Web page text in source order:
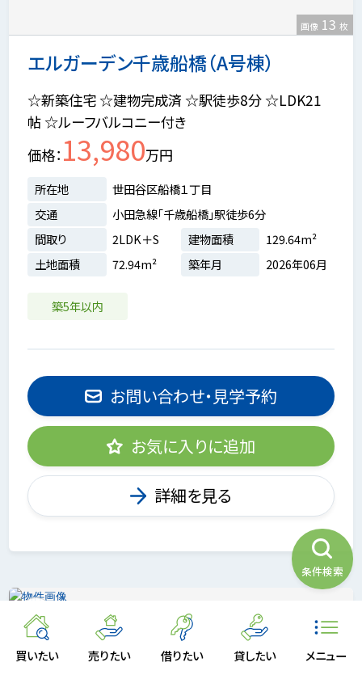
買いたい 売りたい 借りたい 貸したい メニュー
エルガーデン千歳船橋（A号棟）
画像 13 枚
☆新築住宅 ☆建物完成済 ☆駅徒歩8分 ☆LDK21
帖 ☆ルーフバルコニー付き
価格 13,980万円
所在地
世田谷区船橋１丁目
交通
小田急線「千歳船橋」駅徒歩6分
間取り
2LDK＋S 建物面積
129.64m²
土地面積
72.94m² 築年月 2026年06月
築5年以内
お問い合わせ・見学予約
お気に入りに追加
詳細を見る
条件検索